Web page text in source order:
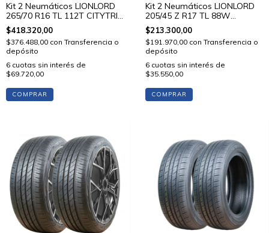
Kit 2 Neumáticos LIONLORD
265/70 R16 TL 112T CITYTRIP
V01
$418.320,00
$376.488,00 con Transferencia o
depósito
6 cuotas sin interés de
$69.720,00
COMPRAR
Kit 2 Neumáticos LIONLORD
205/45 Z R17 TL 88W
MUTECH H02
$213.300,00
$191.970,00 con Transferencia o
depósito
6 cuotas sin interés de
$35.550,00
COMPRAR